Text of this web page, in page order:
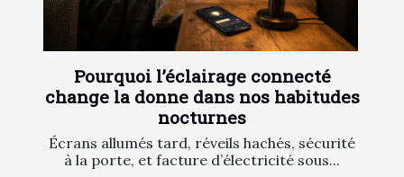
Pourquoi l’éclairage connecté
change la donne dans nos habitudes
nocturnes
Écrans allumés tard, réveils hachés, sécurité
à la porte, et facture d’électricité sous...